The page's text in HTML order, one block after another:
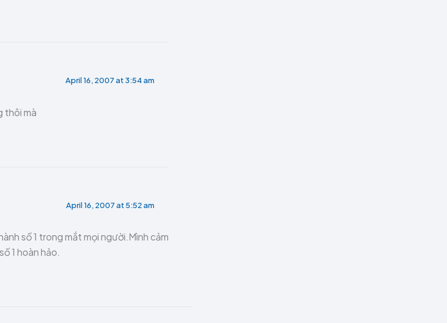
April 16, 2007 at 3:54 am
thôi mà
April 16, 2007 at 5:52 am
số 1 trong mắt mọi người.Mình cảm
1 hoàn hảo.